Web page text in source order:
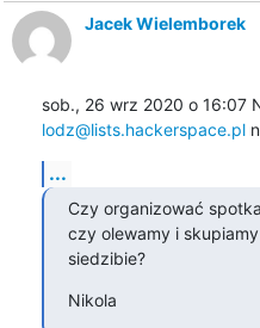
Jacek Wielemborek
lodz@lists.hackerspace.pl
...
Czy organizować
czy olewamy i
siedzibie?
Nikola